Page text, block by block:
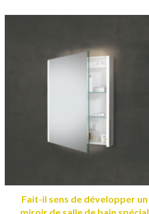
Fait-il sens de développer un